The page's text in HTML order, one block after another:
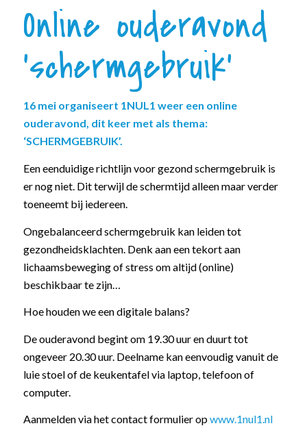
Online ouderavond
‘schermgebruik’
16 mei organiseert 1NUL1 weer een online
ouderavond, dit keer met als thema:
‘SCHERMGEBRUIK’.
Een eenduidige richtlijn voor gezond schermgebruik is
er nog niet. Dit terwijl de schermtijd alleen maar verder
toeneemt bij iedereen.
Ongebalanceerd schermgebruik kan leiden tot
gezondheidsklachten. Denk aan een tekort aan
lichaamsbeweging of stress om altijd (online)
beschikbaar te zijn…
Hoe houden we een digitale balans?
De ouderavond begint om 19.30 uur en duurt tot
ongeveer 20.30 uur. Deelname kan eenvoudig vanuit de
luie stoel of de keukentafel via laptop, telefoon of
computer.
Aanmelden via het contact formulier opwww.1nul1.nl